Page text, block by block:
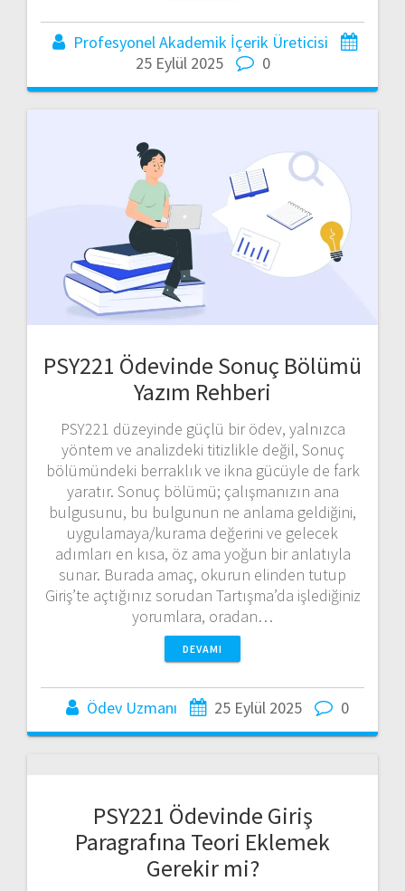
Profesyonel Akademik İçerik Üreticisi
25 Eylül 2025
0
PSY221 Ödevinde Sonuç Bölümü
Yazım Rehberi
PSY221 düzeyinde güçlü bir ödev, yalnızca
yöntem ve analizdeki titizlikle değil, Sonuç
bölümündeki berraklık ve ikna gücüyle de fark
yaratır. Sonuç bölümü; çalışmanızın ana
bulgusunu, bu bulgunun ne anlama geldiğini,
uygulamaya/kurama değerini ve gelecek
adımları en kısa, öz ama yoğun bir anlatıyla
sunar. Burada amaç, okurun elinden tutup
Giriş’te açtığınız sorudan Tartışma’da işlediğiniz
yorumlara, oradan…
DEVAMI
Ödev Uzmanı 25 Eylül 2025 0
PSY221 Ödevinde Giriş
Paragrafına Teori Eklemek
Gerekir mi?